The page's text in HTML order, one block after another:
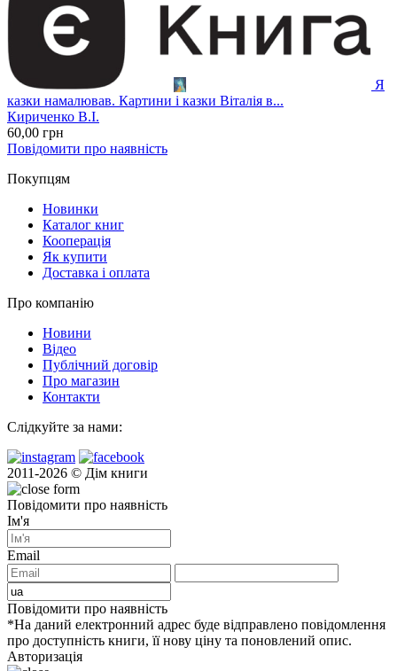
Я
казки намалював. Картини і казки Віталія в...
Кириченко В.І.
60,00 грн
Повідомити про наявність
Покупцям
Новинки
Каталог книг
Кооперація
Як купити
Доставка і оплата
Про компанію
Новини
Відео
Публічний договір
Про магазин
Контакти
Слідкуйте за нами:
2011-2026 © Дім книги
Повідомити про наявність
Ім'я
Email
Повідомити про наявність
*На даний електронний адрес буде відправлено повідомлення
про доступність книги, її нову ціну та поновлений опис.
Авторизація